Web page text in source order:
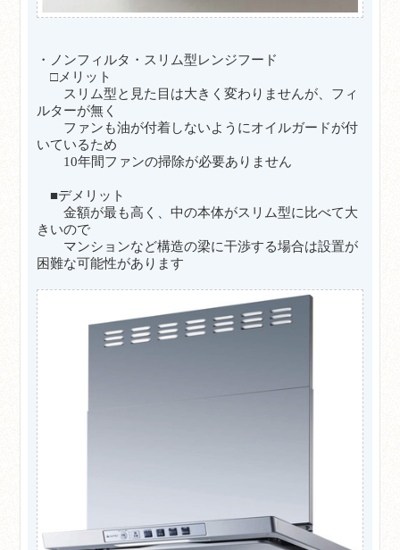
・ノンフィルタ・スリム型レンジフード
□メリット
スリム型と見た目は大きく変わりませんが、フィ
ルターが無く
ファンも油が付着しないようにオイルガードが付
いているため
10年間ファンの掃除が必要ありません
■デメリット
金額が最も高く、中の本体がスリム型に比べて大
きいので
マンションなど構造の梁に干渉する場合は設置が
困難な可能性があります